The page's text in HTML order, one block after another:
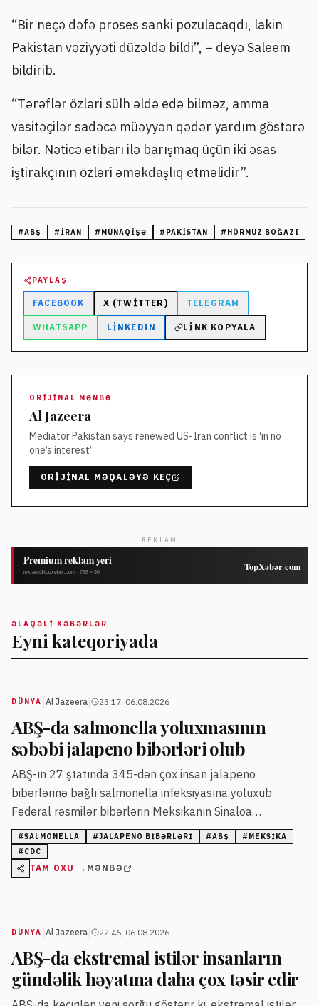
“Bir neçə dəfə proses sanki pozulacaqdı, lakin
Pakistan vəziyyəti düzəldə bildi”, – deyə Saleem
bildirib.
“Tərəflər özləri sülh əldə edə bilməz, amma
vasitəçilər sadəcə müəyyən qədər yardım göstərə
bilər. Nəticə etibarı ilə barışmaq üçün iki əsas
iştirakçının özləri əməkdaşlıq etməlidir”.
#ABŞ # İRAN # MÜNAQIŞƏ # PAKISTAN # HÖRMÜZ BOĞAZI
PAYLAŞ
FACEBOOK X (TWITTER) TELEGRAM
WHATSAPP LINKEDIN LINK KOPYALA
ORIJINAL MƏNBƏ
Al Jazeera
Mediator Pakistan says renewed US-Iran conflict is ‘in no
one’s interest’
ORIJINAL MƏQALƏYƏ KEÇ
REKLAM
ƏLAQƏLI XƏBƏRLƏR
Eyni kateqoriyada
DÜNYA Al Jazeera 23:17, 06.08.2026
ABŞ-da salmonella yoluxmasının
səbəbi jalapeno bibərləri olub
ABŞ-ın 27 ştatında 345-dən çox insan jalapeno
bibərlərinə bağlı salmonella infeksiyasına yoluxub.
Federal rəsmilər bibərlərin Meksikanın Sinaloa
əyalətindən gətirildiyini bildiriblər.
#SALMONELLA #JALAPENO BIBƏRLƏRI #ABŞ # MEKSIKA
# CDC
TAM OXU → MƏNBƏ
DÜNYA Al Jazeera 22:46, 06.08.2026
ABŞ-da ekstremal istilər insanların
gündəlik həyatına daha çox təsir edir